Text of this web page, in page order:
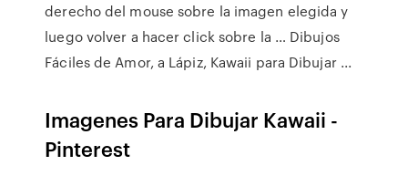
derecho del mouse sobre la imagen elegida y
luego volver a hacer click sobre la … Dibujos
Fáciles de Amor, a Lápiz, Kawaii para Dibujar ...
Imagenes Para Dibujar Kawaii -
Pinterest